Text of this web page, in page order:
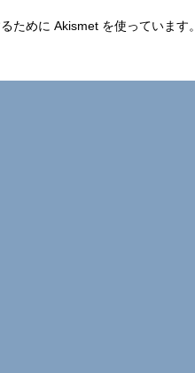
ために Akismet を使っています。